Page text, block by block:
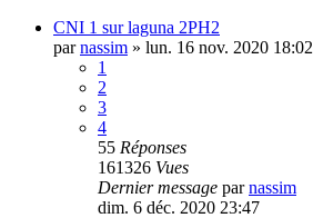
CNI 1 sur laguna 2PH2
parnassim » lun. 16 nov. 2020 18:02
1
2
3
4
55 Réponses
161326 Vues
Dernier message parnassim
dim. 6 déc. 2020 23:47